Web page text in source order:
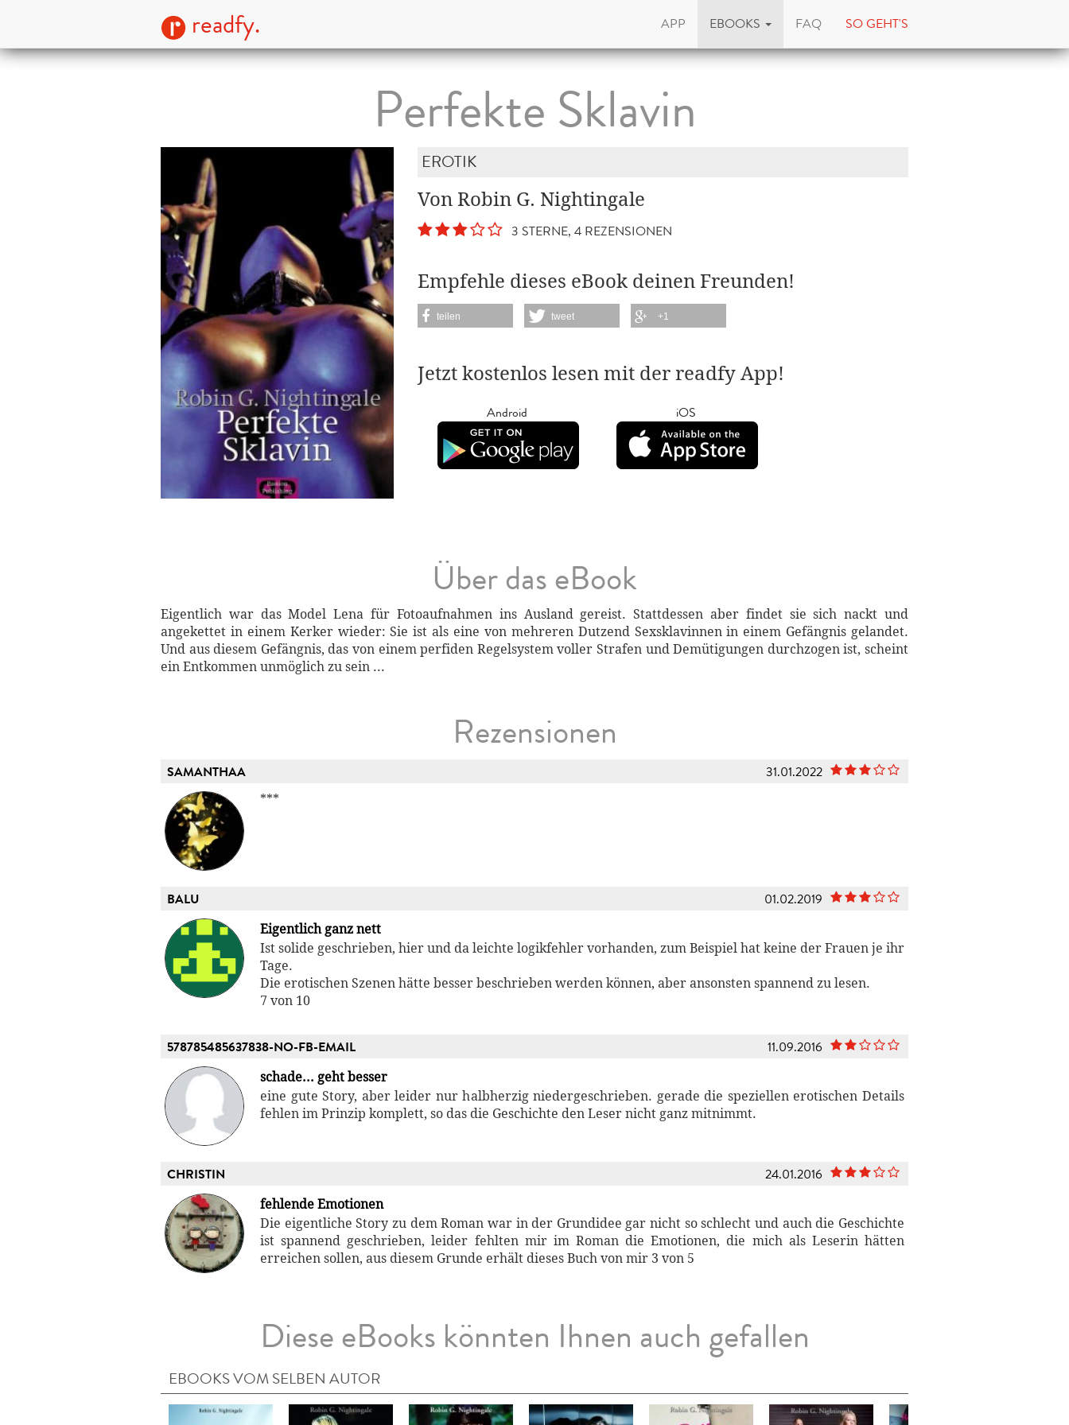
readfy. APP EBOOKS FAQ SO GEHT'S
Perfekte Sklavin
EROTIK
Von Robin G. Nightingale
3 STERNE, 4 REZENSIONEN
Empfehle dieses eBook deinen Freunden!
teilen tweet +1
Jetzt kostenlos lesen mit der readfy App!
Android iOS
Über das eBook
Eigentlich war das Model Lena für Fotoaufnahmen ins Ausland gereist. Stattdessen aber findet sie sich nackt und
angekettet in einem Kerker wieder: Sie ist als eine von mehreren Dutzend Sexsklavinnen in einem Gefängnis gelandet.
Und aus diesem Gefängnis, das von einem perfiden Regelsystem voller Strafen und Demütigungen durchzogen ist, scheint
ein Entkommen unmöglich zu sein ...
Rezensionen
SAMANTHAA 31.01.2022
***
BALU 01.02.2019
Eigentlich ganz nett
Ist solide geschrieben, hier und da leichte logikfehler vorhanden, zum Beispiel hat keine der Frauen je ihr
Tage.
Die erotischen Szenen hätte besser beschrieben werden können, aber ansonsten spannend zu lesen.
7 von 10
578785485637838-NO-FB-EMAIL 11.09.2016
schade... geht besser
eine gute Story, aber leider nur halbherzig niedergeschrieben. gerade die speziellen erotischen Details
fehlen im Prinzip komplett, so das die Geschichte den Leser nicht ganz mitnimmt.
CHRISTIN 24.01.2016
fehlende Emotionen
Die eigentliche Story zu dem Roman war in der Grundidee gar nicht so schlecht und auch die Geschichte
ist spannend geschrieben, leider fehlten mir im Roman die Emotionen, die mich als Leserin hätten
erreichen sollen, aus diesem Grunde erhält dieses Buch von mir 3 von 5
Diese eBooks könnten Ihnen auch gefallen
EBOOKS VOM SELBEN AUTOR